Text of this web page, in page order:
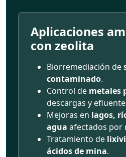
Aplicaciones
con zeolita
Biorremediación de
contaminado.
Control de metales
descargas y
Mejoras en lagos,
agua afectados por
Tratamiento de
ácidos de mina.